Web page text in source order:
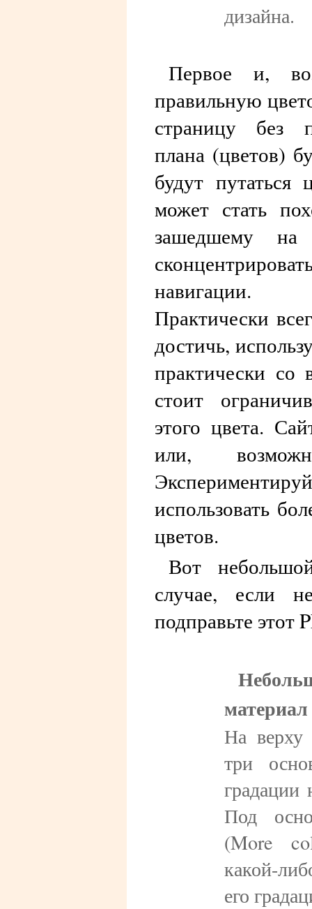
дизайна.
Первое и,
правильную
страницу без
плана (цветов)
будут путаться
может стать
зашедшему на
навигации.
Практически
достичь,
практически
стоит
этого цвета.
или,
использовать
цветов.
Вот
случае, если
подправьте этот
материал
На верху
три
Под
(More
какой-
его